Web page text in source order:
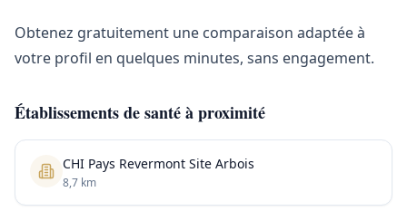
Obtenez gratuitement une comparaison adaptée à
votre profil en quelques minutes, sans engagement.
Établissements de santé à proximité
CHI Pays Revermont Site Arbois
8,7 km